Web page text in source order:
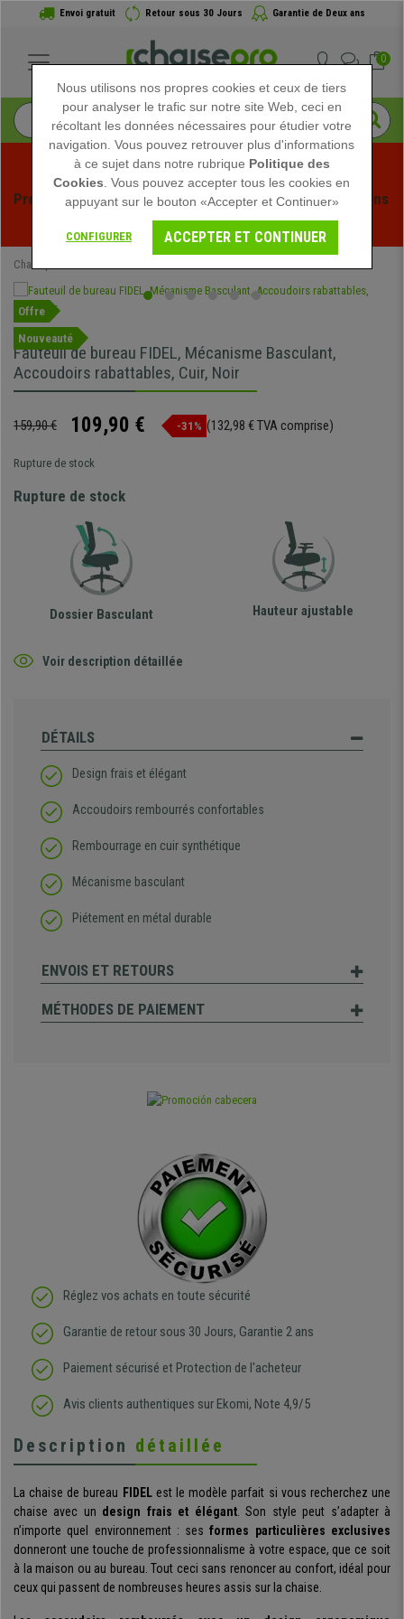
Envoi gratuit Retour sous 30 Jours Garantie de Deux ans
0
Profitez des soldes d'été chez Chaisepro ! Des réductions
exclusives pour une durée limitée - Voir l'offre
Chaisepro
Offre
Nouveauté
Fauteuil de bureau FIDEL, Mécanisme Basculant,
Accoudoirs rabattables, Cuir, Noir
159,90 € 109,90 € -31% (132,98 € TVA comprise)
Rupture de stock
Rupture de stock
Dossier Basculant Hauteur ajustable
Voir description détaillée
DÉTAILS
Design frais et élégant
Accoudoirs rembourrés confortables
Rembourrage en cuir synthétique
Mécanisme basculant
Piétement en métal durable
ENVOIS ET RETOURS
MÉTHODES DE PAIEMENT
Réglez vos achats en toute sécurité
Garantie de retour sous 30 Jours, Garantie 2 ans
Paiement sécurisé et Protection de l'acheteur
Avis clients authentiques sur Ekomi, Note 4,9/5
Description détaillée
La chaise de bureau FIDELest le modèle parfait si vous recherchez une
chaise avec un design frais et élégant. Son style peut s’adapter à
n’importe quel environnement : sesformes particulières exclusives
donneront une touche de professionnalisme à votre espace, que ce soit
à la maison ou au bureau. Tout ceci sans renoncer au confort, idéal pour
ceux qui passent de nombreuses heures assis sur la chaise.
Nous utilisons nos propres cookies et ceux de tiers
pour analyser le trafic sur notre site Web, ceci en
récoltant les données nécessaires pour étudier votre
navigation. Vous pouvez retrouver plus d'informations
à ce sujet dans notre rubrique Politique des
Cookies . Vous pouvez accepter tous les cookies en
appuyant sur le bouton «Accepter et Continuer»
CONFIGURER ACCEPTER ET CONTINUER